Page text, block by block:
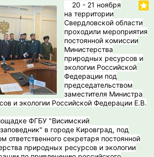
20 - 21 ноября
на территории
Свердловской области
проходили мероприятия
постоянной комиссии
Министерства
природных ресурсов и
экологии Российской
Федерации под
председательством
заместителя Министра
и экологии Российской Федерации Е.В.
ФГБУ "Висимский
в городе Кировград, под
ответственного секретаря постоянной
природных ресурсов и экологии